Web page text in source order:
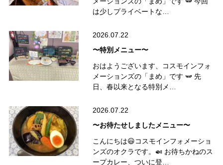
は少しプライベートな…
2026.07.22
〜特別メニュー〜
おはようございます、コスモインフォ
メーションズの「まめ」です 🫛 先
日、春以来となる特別メ…
2026.07.22
〜お待たせしましたメニュー〜
こんにちは😃コスモインフォメーショ
ンズのオクラです。🍛 お待ちかねのス
ープカレー、ついに登…